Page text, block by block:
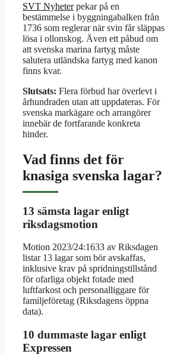
SVT Nyheterpekar på en
bestämmelse i byggningabalken från
1736 som reglerar när svin får släppas
lösa i ollonskog. Även ett påbud om
att svenska marina fartyg måste
salutera utländska fartyg med kanon
finns kvar.
Slutsats: Flera förbud har överlevt i
århundraden utan att uppdateras. För
svenska markägare och arrangörer
innebär de fortfarande konkreta
hinder.
Vad finns det för
knasiga svenska lagar?
13 sämsta lagar enligt
riksdagsmotion
Motion 2023/24:1633 av Riksdagen
listar 13 lagar som bör avskaffas,
inklusive krav på spridningstillstånd
för ofarliga objekt fotade med
luftfarkost och personalliggare för
familjeföretag (Riksdagens öppna
data).
10 dummaste lagar enligt
Expressen